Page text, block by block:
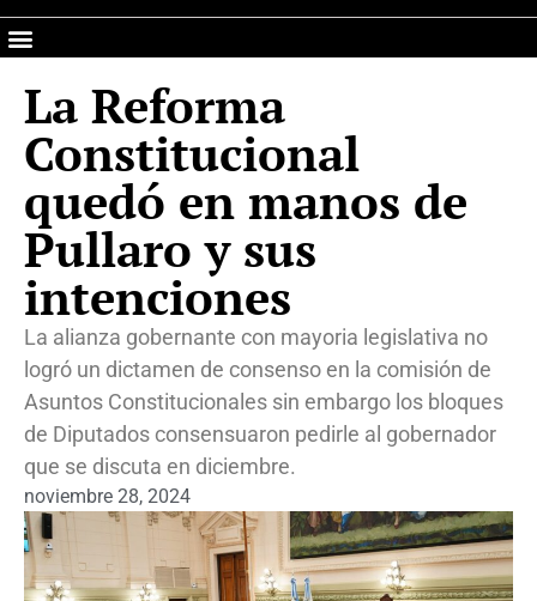
La Reforma
Constitucional
quedó en manos de
Pullaro y sus
intenciones
La alianza gobernante con mayoria legislativa no
logró un dictamen de consenso en la comisión de
Asuntos Constitucionales sin embargo los bloques
de Diputados consensuaron pedirle al gobernador
que se discuta en diciembre.
noviembre 28, 2024